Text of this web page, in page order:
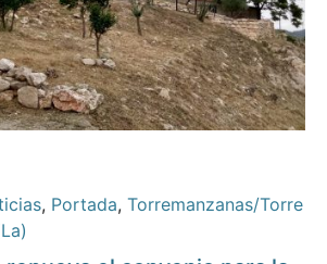
, Portada, Torremanzanas/Torre